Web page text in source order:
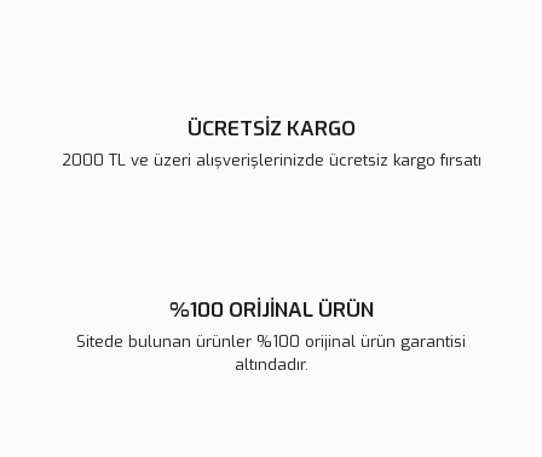
ÜCRETSİZ KARGO
2000 TL ve üzeri alışverişlerinizde ücretsiz kargo fırsatı
%100 ORİJİNAL ÜRÜN
Sitede bulunan ürünler %100 orijinal ürün garantisi
altındadır.